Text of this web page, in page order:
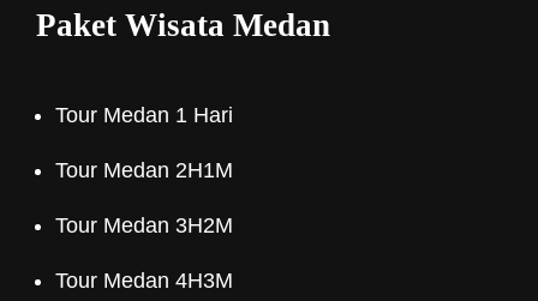
Paket Wisata Medan
Tour Medan 1 Hari
Tour Medan 2H1M
Tour Medan 3H2M
Tour Medan 4H3M